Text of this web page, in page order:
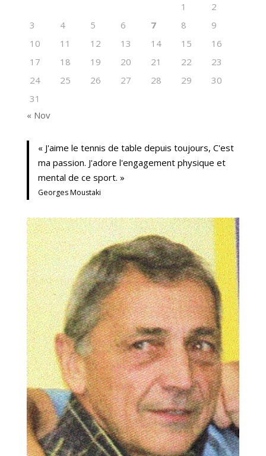
1
2
3
4 5 6 7 8
9
10
11 12 13 14 15
16
17
18 19 20 21 22
23
24
25 26 27 28 29
30
31
« Nov
« J'aime le tennis de table depuis toujours, C'est
ma passion. J'adore l'engagement physique et
mental de ce sport. »
Georges Moustaki